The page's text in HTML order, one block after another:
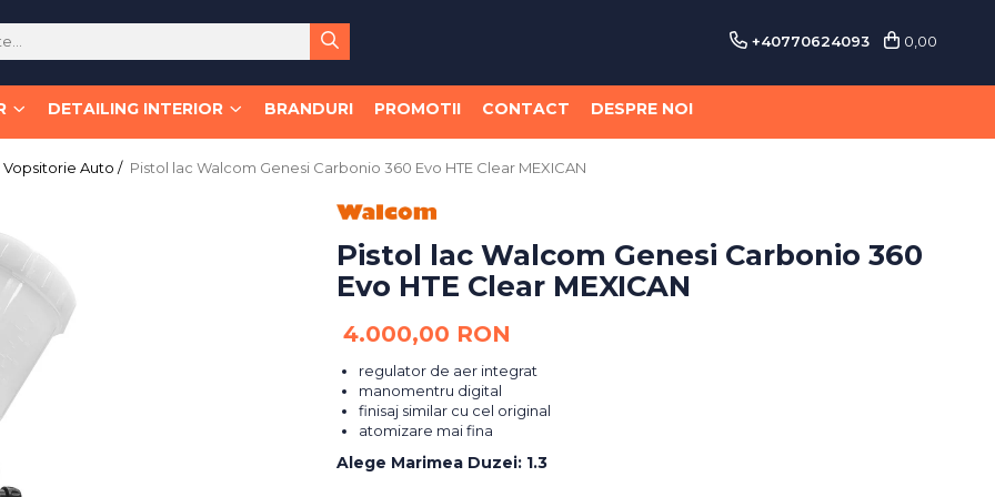
+40770624093 0,00
DETAILING INTERIOR BRANDURI PROMOTII CONTACT DESPRE NOI
Vopsitorie Auto / Pistol lac Walcom Genesi Carbonio 360 Evo HTE Clear MEXICAN
Pistol lac Walcom Genesi Carbonio 360
Evo HTE Clear MEXICAN
4.000,00 RON
regulator de aer integrat
manomentru digital
finisaj similar cu cel original
atomizare mai fina
Alege Marimea Duzei: 1.3